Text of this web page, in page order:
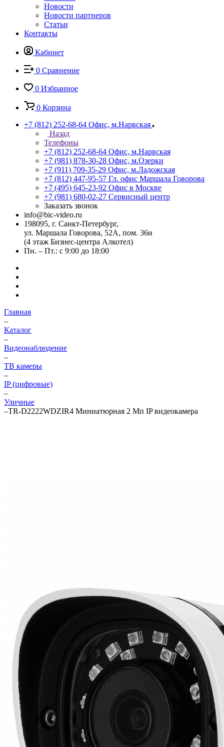
Новости
Новости партнеров
Статьи
Контакты
Кабинет
0 Сравнение
0 Избранное
0 Корзина
+7 (812) 252-68-64 Офис, м.Нарвская
Назад
Телефоны
+7 (812) 252-68-64 Офис, м.Нарвская
+7 (981) 878-30-28 Офис, м.Озерки
+7 (911) 709-35-29 Офис, м.Ладожская
+7 (812) 447-95-57 Гл. офис Маршала Говорова
+7 (495) 645-23-92 Офис в Москве
+7 (981) 680-02-27 Сервисный центр
Заказать звонок
info@bic-video.ru
198095, г. Санкт-Петербург,
ул. Маршала Говорова, 52А, пом. 36н
(4 этаж Бизнес-центра Алкотел)
Пн. – Пт.: с 9:00 до 18:00
Главная
–
Каталог
–
Видеонаблюдение
–
ТВ камеры
–
IP (цифровые)
–
Уличные
–TR-D2222WDZIR4 Миниатюрная 2 Мп IP видеокамера